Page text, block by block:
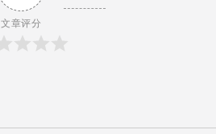
文章评分